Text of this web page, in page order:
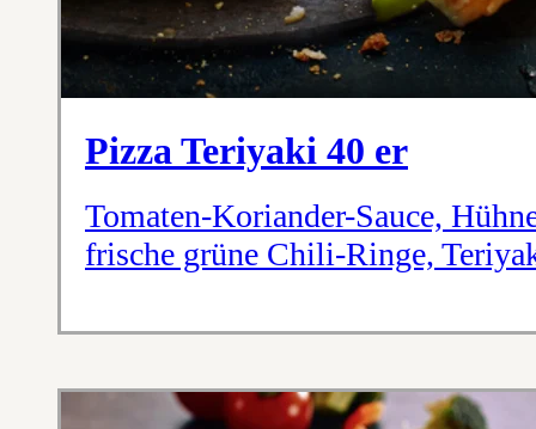
Pizza Teriyaki 40 er
Tomaten-Koriander-Sauce,
frische grüne Chili-Ringe,